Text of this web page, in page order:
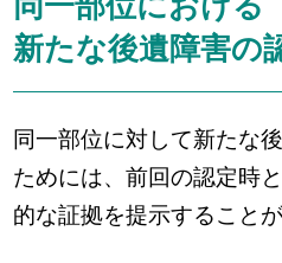
新たな後遺障害の
同一部位に対して新たな
ためには、前回の認定時
的な証拠を提示すること